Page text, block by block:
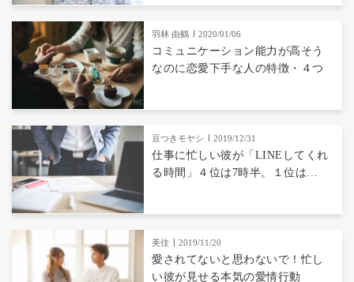
羽林 由鶴 2020/01/06
コミュニケーション能力が高そう
なのに恋愛下手な人の特徴・４つ
豆つきモヤシ 2019/12/31
仕事に忙しい彼が「LINEしてくれ
る時間」４位は7時半。１位は…
美佳 2019/11/20
愛されてないと思わないで！忙し
い彼が見せる本気の愛情行動